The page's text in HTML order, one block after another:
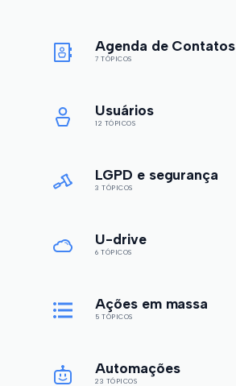
Agenda de Contatos
7 TÓPICOS
Usuários
12 TÓPICOS
LGPD e segurança
3 TÓPICOS
U-drive
6 TÓPICOS
Ações em massa
5 TÓPICOS
Automações
23 TÓPICOS